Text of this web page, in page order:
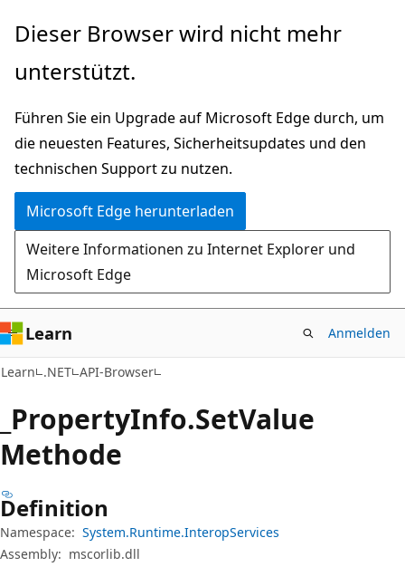
Zu
wechseln
Zur
springen
Dieser Browser wird nicht mehr
unterstützt.
Führen Sie ein Upgrade auf Microsoft Edge durch, um
die neuesten Features, Sicherheitsupdates und den
technischen Support zu nutzen.
Microsoft Edge herunterladen
Weitere Informationen zu Internet Explorer und
Microsoft Edge
Learn Anmelden
Learn .NET API-Browser
_PropertyInfo.SetValue
Methode
Definition
Namespace: System.Runtime.InteropServices
Assembly: mscorlib.dll